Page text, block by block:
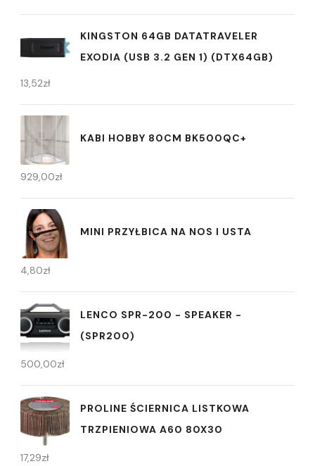
KINGSTON 64GB DATATRAVELER
EXODIA (USB 3.2 GEN 1) (DTX64GB)
13,52zł
KABI HOBBY 80CM BK500QC+
929,00zł
MINI PRZYŁBICA NA NOS I USTA
4,80zł
LENCO SPR-200 - SPEAKER -
(SPR200)
500,00zł
PROLINE ŚCIERNICA LISTKOWA
TRZPIENIOWA A60 80X30
17,29zł